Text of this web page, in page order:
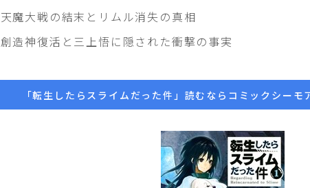
天魔大戦の結末とリムル消失の真相
創造神復活と三上悟に隠された衝撃の事実
「転生したらスライムだった件」読むならコミックシーモ